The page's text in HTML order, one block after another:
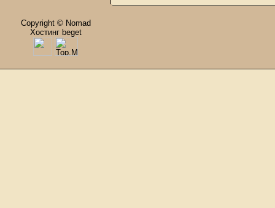
Copyright © Nomad
Хостинг beget